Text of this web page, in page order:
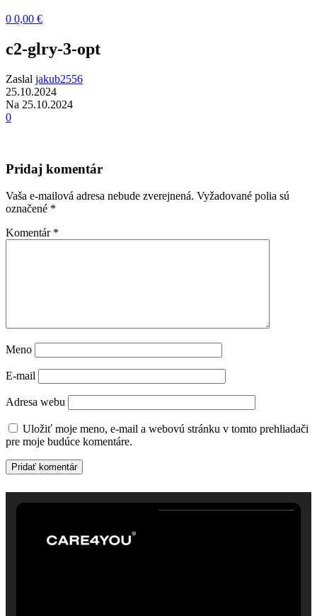
0 0,00 €
c2-glry-3-opt
Zaslal jakub2556
25.10.2024
Na 25.10.2024
0
Pridaj komentár
Vaša e-mailová adresa nebude zverejnená. Vyžadované polia sú
označené *
Komentár *
Meno
E-mail
Adresa webu
Uložiť moje meno, e-mail a webovú stránku v tomto prehliadači
pre moje budúce komentáre.